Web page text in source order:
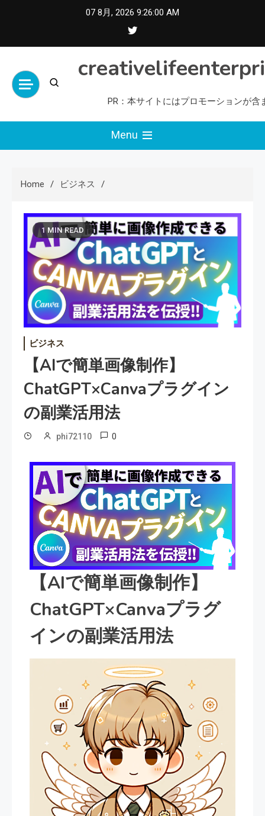
07 8月, 2026 9:26:02 AM
PR：本サイトにはプロモーションが含
Menu
Home ビジネス
1 MIN READ
ビジネス
【AIで簡単画像制作】
ChatGPT×Canvaプラグイン
の副業活用法
phi72110 0
【AIで簡単画像制作】
ChatGPT×Canvaプラグ
インの副業活用法